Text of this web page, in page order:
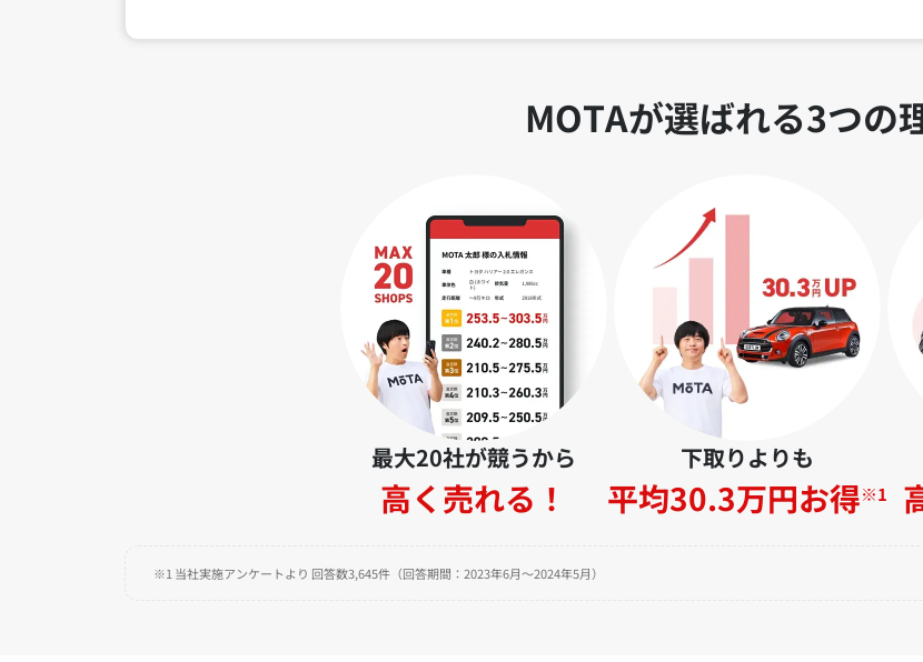
MOTAが選ばれる3つの
最大20社が競うから
高く売れる！
下取りよりも
平均30.3万円お得※1
※1 当社実施アンケートより 回答数3,645件（回答期間：2023年6月～2024年5月）